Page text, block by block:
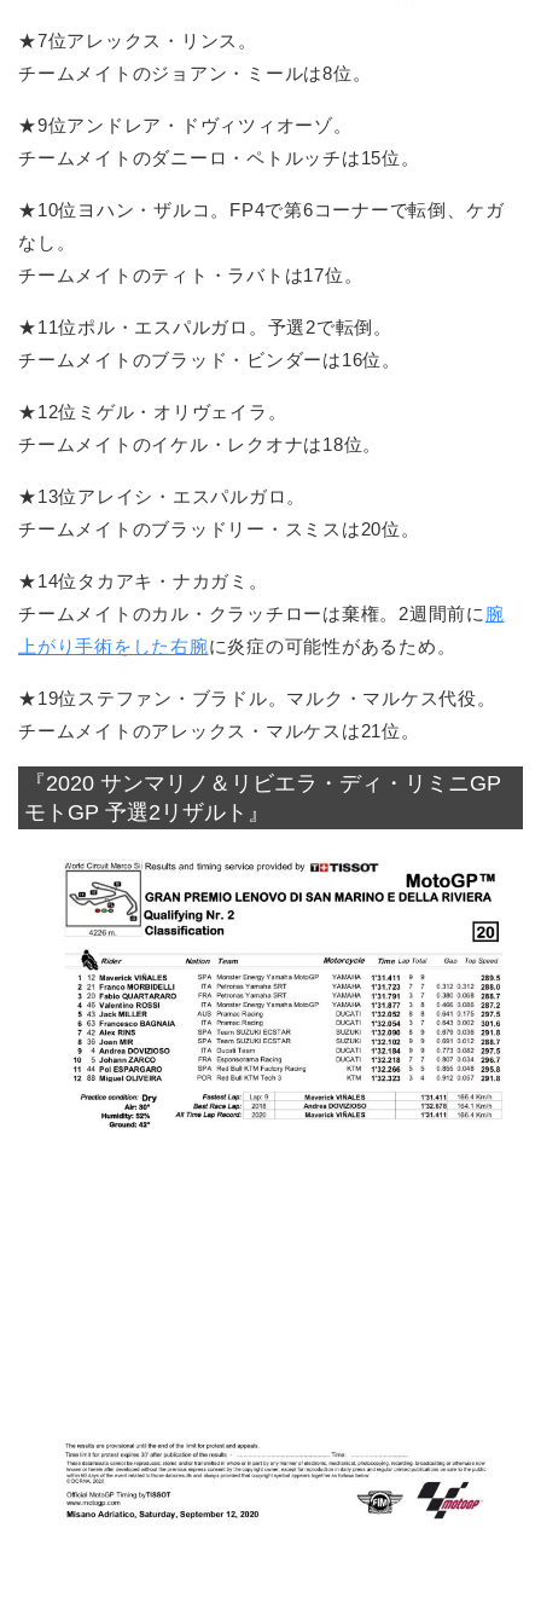
★7位アレックス・リンス。
チームメイトのジョアン・ミールは8位。
★9位アンドレア・ドヴィツィオーゾ。
チームメイトのダニーロ・ペトルッチは15位。
★10位ヨハン・ザルコ。FP4で第6コーナーで転倒、ケガ
なし。
チームメイトのティト・ラバトは17位。
★11位ポル・エスパルガロ。予選2で転倒。
チームメイトのブラッド・ビンダーは16位。
★12位ミゲル・オリヴェイラ。
チームメイトのイケル・レクオナは18位。
★13位アレイシ・エスパルガロ。
チームメイトのブラッドリー・スミスは20位。
★14位タカアキ・ナカガミ。
チームメイトのカル・クラッチローは棄権。2週間前に 腕
上がり手術をした右腕に炎症の可能性があるため。
★19位ステファン・ブラドル。マルク・マルケス代役。
チームメイトのアレックス・マルケスは21位。
『2020 サンマリノ＆リビエラ・ディ・リミニGP
モトGP 予選2リザルト』